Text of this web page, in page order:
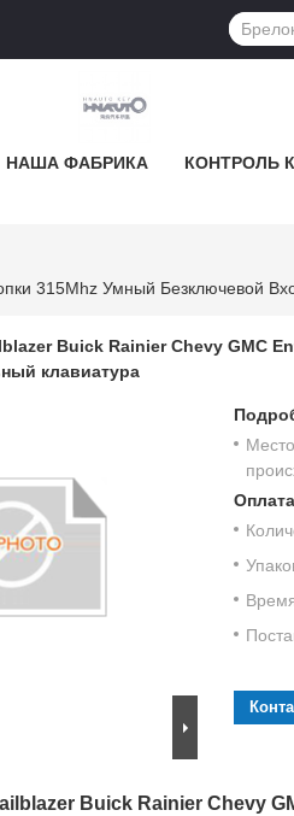
НАША ФАБРИКА КОНТРОЛЬ
315Mhz Умный Безключевой
Buick Rainier Chevy GMC
клавиатура
Место
Buick Rainier Chevy